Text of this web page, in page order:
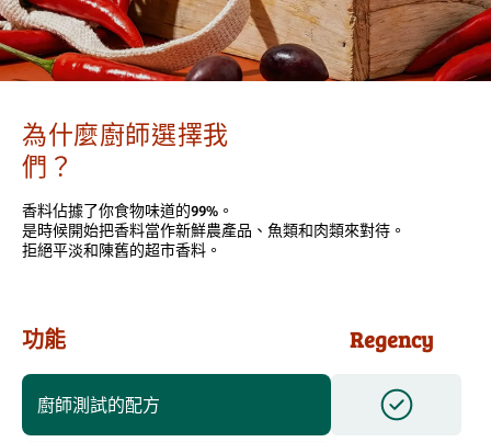
為什麼廚師選擇我
們？
香料佔據了你食物味道的99%。
是時候開始把香料當作新鮮農產品、魚類和肉類來對待。
拒絕平淡和陳舊的超市香料。
功能 Regency
廚師測試的配方